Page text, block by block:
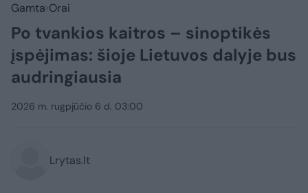
Gamta Orai
Po tvankios kaitros – sinoptikės
įspėjimas: šioje Lietuvos dalyje bus
audringiausia
2026 m. rugpjūčio 6 d. 03:00
Lrytas.lt